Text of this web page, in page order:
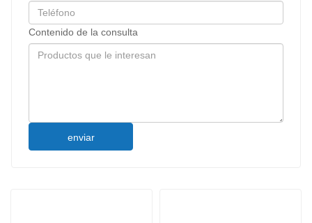
Contenido de la consulta
enviar